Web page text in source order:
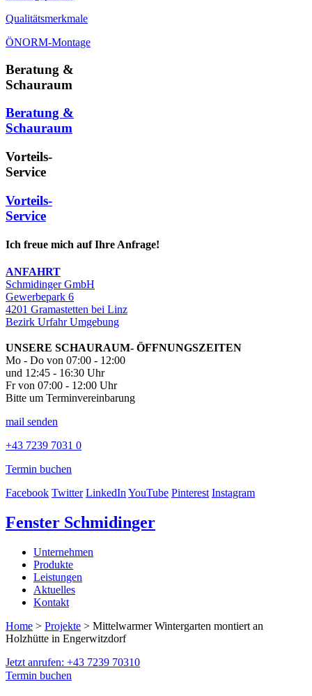
Qualitätsmerkmale
ÖNORM-Montage
Beratung &
Schauraum
Beratung &
Schauraum
Vorteils-
Service
Vorteils-
Service
Ich freue mich auf Ihre Anfrage!
ANFAHRT
Schmidinger GmbH
Gewerbepark 6
4201 Gramastetten bei Linz
Bezirk Urfahr Umgebung
UNSERE SCHAURAUM- ÖFFNUNGSZEITEN
Mo - Do von 07:00 - 12:00
und 12:45 - 16:30 Uhr
Fr von 07:00 - 12:00 Uhr
Bitte um Terminvereinbarung
mail senden
+43 7239 7031 0
Termin buchen
Facebook Twitter LinkedInYouTube Pinterest Instagram
Fenster Schmidinger
Unternehmen
Produkte
Leistungen
Aktuelles
Kontakt
Home > Projekte > Mittelwarmer Wintergarten montiert an
Holzhütte in Engerwitzdorf
Jetzt anrufen: +43 7239 70310
Termin buchen